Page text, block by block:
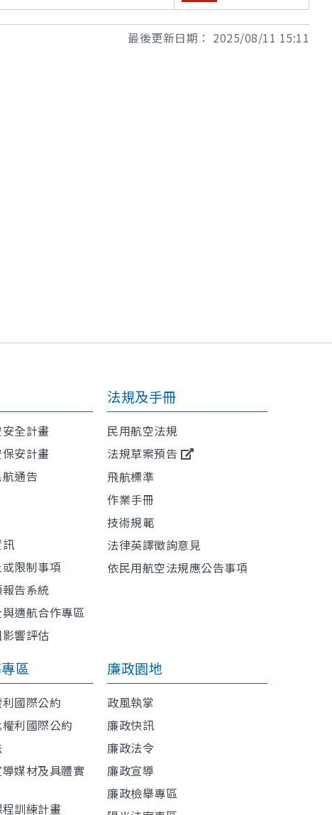
最後更新日期： 2025/08/11 15:11
全計畫
安計畫
通告
限制事項
告系統
適航合作專區
響評估
法規及手冊
民用航空法規
法規草案預告
飛航標準
作業手冊
技術規範
法律英譯徵詢意見
依民用航空法規應公告事項
區
國際公約
利國際公約
媒材及具體實
訓練計畫
廉政園地
政風執掌
廉政快訊
廉政法令
廉政宣導
廉政檢舉專區